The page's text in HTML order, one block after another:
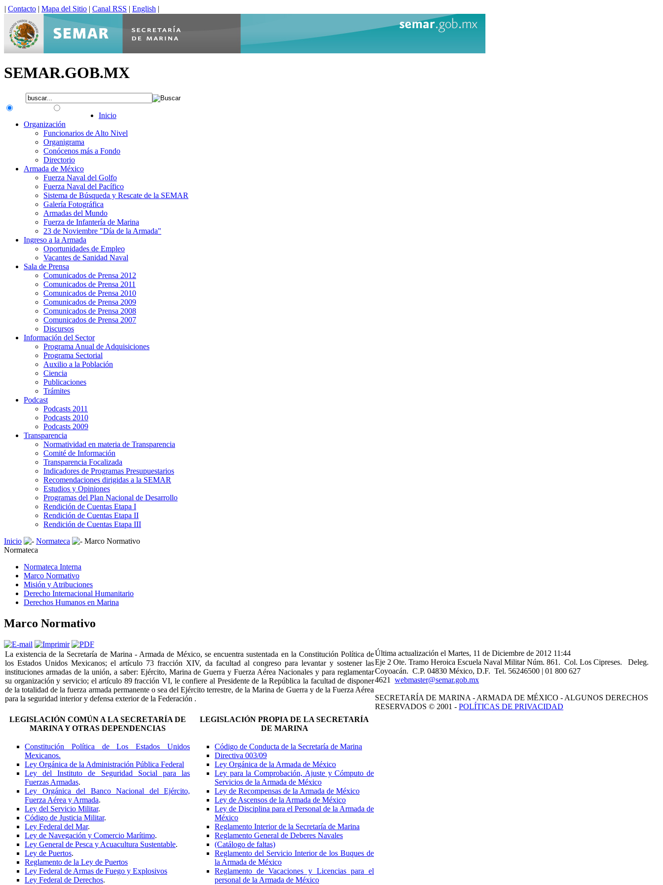
| Contacto | Mapa del Sitio | Canal RSS | English |
SEMAR.GOB.MX
Inicio
Organización
Funcionarios de Alto Nivel
Organigrama
Conócenos más a Fondo
Directorio
Armada de México
Fuerza Naval del Golfo
Fuerza Naval del Pacífico
Sistema de Búsqueda y Rescate de la SEMAR
Galería Fotográfica
Armadas del Mundo
Fuerza de Infantería de Marina
23 de Noviembre "Día de la Armada"
Ingreso a la Armada
Oportunidades de Empleo
Vacantes de Sanidad Naval
Sala de Prensa
Comunicados de Prensa 2012
Comunicados de Prensa 2011
Comunicados de Prensa 2010
Comunicados de Prensa 2009
Comunicados de Prensa 2008
Comunicados de Prensa 2007
Discursos
Información del Sector
Programa Anual de Adquisiciones
Programa Sectorial
Auxilio a la Población
Ciencia
Publicaciones
Trámites
Podcast
Podcasts 2011
Podcasts 2010
Podcasts 2009
Transparencia
Normatividad en materia de Transparencia
Comité de Información
Transparencia Focalizada
Indicadores de Programas Presupuestarios
Recomendaciones dirigidas a la SEMAR
Estudios y Opiniones
Programas del Plan Nacional de Desarrollo
Rendición de Cuentas Etapa I
Rendición de Cuentas Etapa II
Rendición de Cuentas Etapa III
Inicio
Normateca
Marco Normativo
Normateca
Normateca Interna
Marco Normativo
Misión y Atribuciones
Derecho Internacional Humanitario
Derechos Humanos en Marina
Marco Normativo
La existencia de la Secretaría de Marina - Armada de México, se encuentra sustentada en la Constitución Política de
los Estados Unidos Mexicanos; el artículo 73 fracción XIV, da facultad al congreso para levantar y sostener las
instituciones armadas de la unión, a saber: Ejército, Marina de Guerra y Fuerza Aérea Nacionales y para reglamentar
su organización y servicio; el artículo 89 fracción VI, le confiere al Presidente de la República la facultad de disponer
de la totalidad de la fuerza armada permanente o sea del Ejército terrestre, de la Marina de Guerra y de la Fuerza Aérea
para la seguridad interior y defensa exterior de la Federación .
LEGISLACIÓN COMÚN A LA SECRETARÍA DE
MARINA Y OTRAS DEPENDENCIAS
LEGISLACIÓN PROPIA DE LA SECRETARÍA
DE MARINA
Constitución Política de Los Estados Unidos
Mexicanos.
Ley Orgánica de la Administración Pública Federal
Ley del Instituto de Seguridad Social para las
Fuerzas Armadas.
Ley Orgánica del Banco Nacional del Ejército,
Fuerza Aérea y Armada.
Ley del Servicio Militar.
Código de Justicia Militar.
Ley Federal del Mar.
Ley de Navegación y Comercio Marítimo.
Ley General de Pesca y Acuacultura Sustentable.
Ley de Puertos.
Reglamento de la Ley de Puertos
Ley Federal de Armas de Fuego y Explosivos
Ley Federal de Derechos.
Código de Conducta de la Secretaría de Marina
Directiva 003/09
Ley Orgánica de la Armada de México
Ley para la Comprobación, Ajuste y Cómputo de
Servicios de la Armada de México
Ley de Recompensas de la Armada de México
Ley de Ascensos de la Armada de México
Ley de Disciplina para el Personal de la Armada de
México
Reglamento Interior de la Secretaría de Marina
Reglamento General de Deberes Navales
(Catálogo de faltas)
Reglamento del Servicio Interior de los Buques de
la Armada de México
Reglamento de Vacaciones y Licencias para el
personal de la Armada de México
Última actualización el Martes, 11 de Diciembre de 2012 11:44
Eje 2 Ote. Tramo Heroica Escuela Naval Militar Núm. 861. Col. Los Cipreses. Deleg.
Coyoacán. C.P. 04830 México, D.F. Tel. 56246500 | 01 800 627
4621 webmaster@semar.gob.mx
SECRETARÍA DE MARINA - ARMADA DE MÉXICO - ALGUNOS DERECHOS
RESERVADOS © 2001 - POLÍTICAS DE PRIVACIDAD